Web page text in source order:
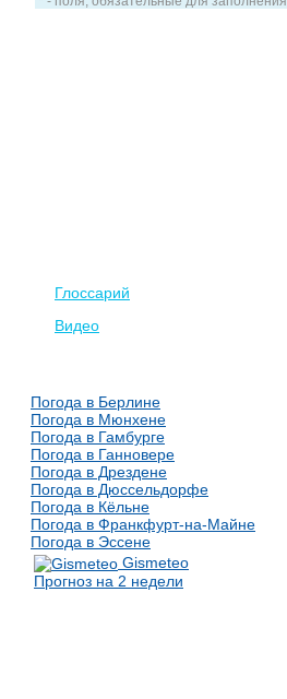
Глоссарий
Видео
Погода в Берлине
Погода в Мюнхене
Погода в Гамбурге
Погода в Ганновере
Погода в Дрездене
Погода в Дюссельдорфе
Погода в Кёльне
Погода в Франкфурт-на-Майне
Погода в Эссене
Gismeteo
Прогноз на 2 недели